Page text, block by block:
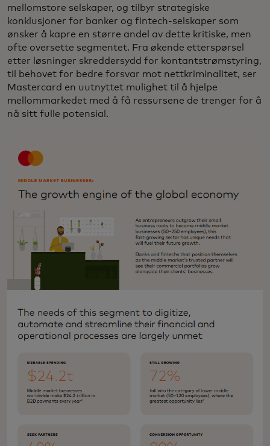
mellomstore selskaper, og tilbyr strategiske
konklusjoner for banker og fintech-selskaper som
ønsker å kapre en større andel av dette kritiske, men
ofte oversette segmentet. Fra økende etterspørsel
etter løsninger skreddersydd for kontantstrømstyring,
til behovet for bedre forsvar mot nettkriminalitet, ser
Mastercard en uutnyttet mulighet til å hjelpe
mellommarkedet med å få ressursene de trenger for å
nå sitt fulle potensial.